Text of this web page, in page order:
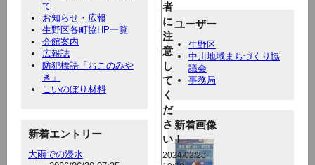
て
お知らせ・広報
生野区各町協HP一覧
会館案内
広報誌
防犯標語「おこのみや
き」
こいのぼり材料
新着エントリー
大雨での浸水
ユーザー
生野区
中川地域まちづくり協
議会
事務局
新着画像
者
に
注
意
し
て
く
だ
さ
い！
2024/02/28